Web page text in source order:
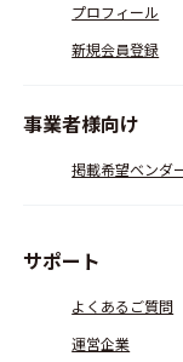
プロフィール
新規会員登録
事業者様向け
掲載希望ベンダ
サポート
よくあるご質問
運営企業